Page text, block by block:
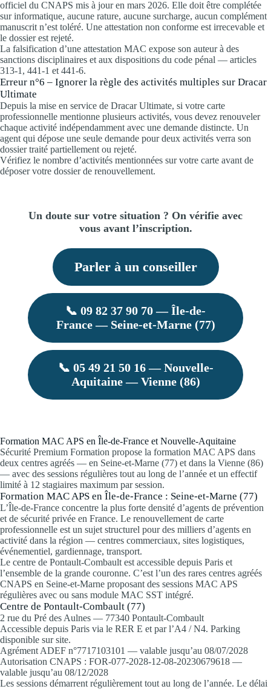
officiel du CNAPS mis à jour en mars 2026. Elle doit être complétée
sur informatique, aucune rature, aucune surcharge, aucun complément
manuscrit n’est toléré. Une attestation non conforme est irrecevable et
le dossier est rejeté.
La falsification d’une attestation MAC expose son auteur à des
sanctions disciplinaires et aux dispositions du code pénal — articles
313-1, 441-1 et 441-6.
Erreur n°6 – Ignorer la règle des activités multiples sur Dracar
Ultimate
Depuis la mise en service de Dracar Ultimate, si votre carte
professionnelle mentionne plusieurs activités, vous devez renouveler
chaque activité indépendamment avec une demande distincte. Un
agent qui dépose une seule demande pour deux activités verra son
dossier traité partiellement ou rejeté.
Vérifiez le nombre d’activités mentionnées sur votre carte avant de
déposer votre dossier de renouvellement.
Un doute sur votre situation ? On vérifie avec
vous avant l’inscription.
Parler à un conseiller
📞 09 82 37 90 70 — Île-de-
France — Seine-et-Marne (77)
📞 05 49 21 50 16 — Nouvelle-
Aquitaine — Vienne (86)
Formation MAC APS en Île-de-France et Nouvelle-Aquitaine
Sécurité Premium Formation propose la formation MAC APS dans
deux centres agréés — en Seine-et-Marne (77) et dans la Vienne (86)
— avec des sessions régulières tout au long de l’année et un effectif
limité à 12 stagiaires maximum par session.
Formation MAC APS en Île-de-France : Seine-et-Marne (77)
L’Île-de-France concentre la plus forte densité d’agents de prévention
et de sécurité privée en France. Le renouvellement de carte
professionnelle est un sujet structurel pour des milliers d’agents en
activité dans la région — centres commerciaux, sites logistiques,
événementiel, gardiennage, transport.
Le centre de Pontault-Combault est accessible depuis Paris et
l’ensemble de la grande couronne. C’est l’un des rares centres agréés
CNAPS en Seine-et-Marne proposant des sessions MAC APS
régulières avec ou sans module MAC SST intégré.
Centre de Pontault-Combault (77)
2 rue du Pré des Aulnes — 77340 Pontault-Combault
Accessible depuis Paris via le RER E et par l’A4 / N4. Parking
disponible sur site.
Agrément ADEF n°7717103101 — valable jusqu’au 08/07/2028
Autorisation CNAPS : FOR-077-2028-12-08-20230679618 —
valable jusqu’au 08/12/2028
Les sessions démarrent régulièrement tout au long de l’année. Le délai